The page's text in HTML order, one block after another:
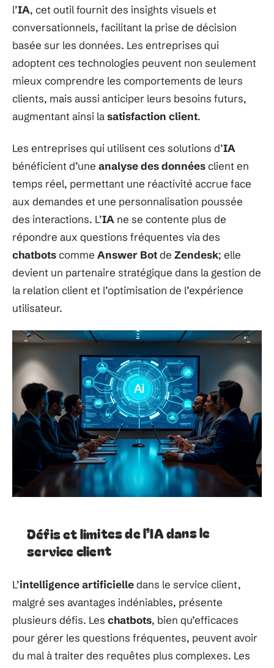
l’IA, cet outil fournit des insights visuels et
conversationnels, facilitant la prise de décision
basée sur les données. Les entreprises qui
adoptent ces technologies peuvent non seulement
mieux comprendre les comportements de leurs
clients, mais aussi anticiper leurs besoins futurs,
augmentant ainsi lasatisfaction client.
Les entreprises qui utilisent ces solutions d’IA
bénéficient d’une analyse des donnéesclient en
temps réel, permettant une réactivité accrue face
aux demandes et une personnalisation poussée
des interactions. L’IA ne se contente plus de
répondre aux questions fréquentes via des
chatbotscomme Answer Botde Zendesk; elle
devient un partenaire stratégique dans la gestion de
la relation client et l’optimisation de l’expérience
utilisateur.
Défis et limites de l’IA dans le
service client
L’intelligence artificielledans le service client,
malgré ses avantages indéniables, présente
plusieurs défis. Les chatbots, bien qu’efficaces
pour gérer les questions fréquentes, peuvent avoir
du mal à traiter des requêtes plus complexes. Les